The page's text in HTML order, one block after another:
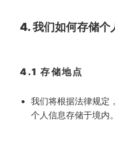
4. 我们如何存储个
4.1 存储地点
我们将根据法律规定
个人信息存储于境内。